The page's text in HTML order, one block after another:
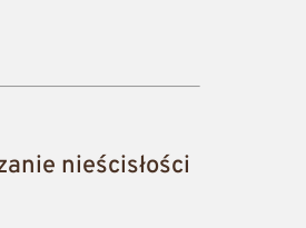
nieścisłości